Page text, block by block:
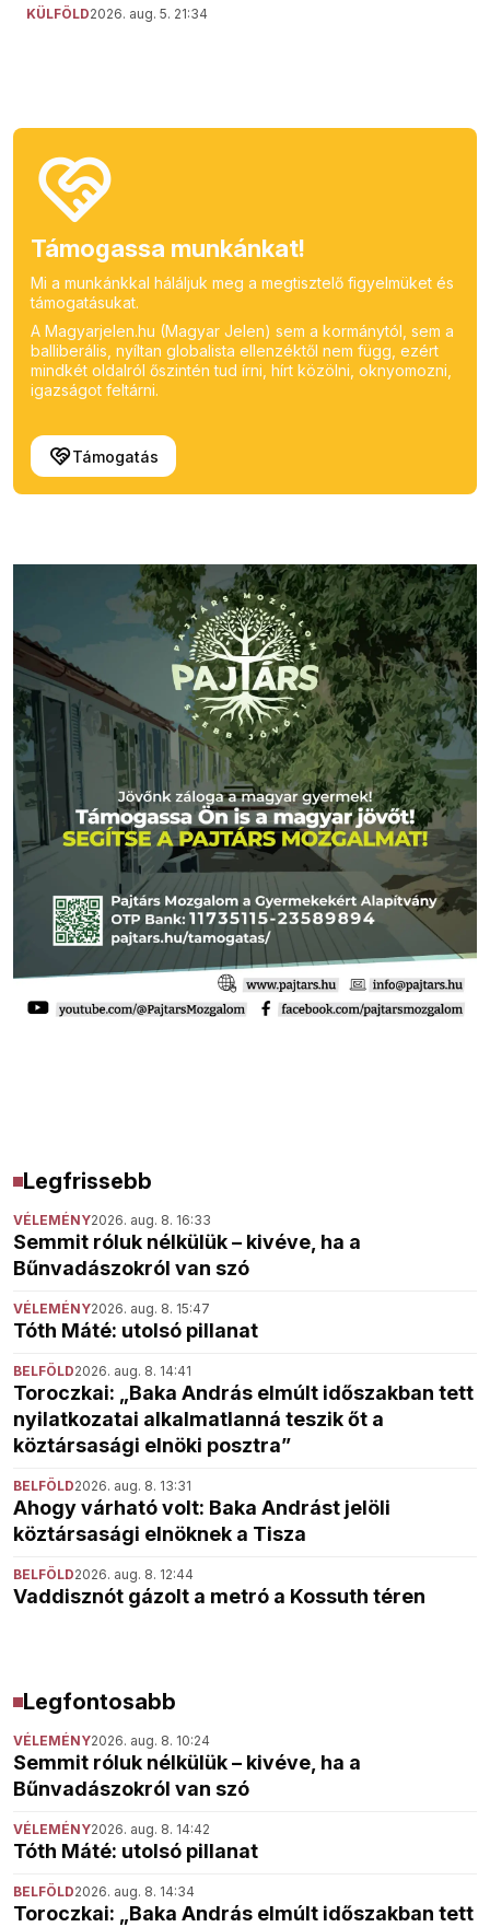
KÜLFÖLD2026. aug. 5. 21:34
Támogassa munkánkat!
Mi a munkánkkal háláljuk meg a megtisztelő figyelmüket és
támogatásukat.
A Magyarjelen.hu (Magyar Jelen) sem a kormánytól, sem a
balliberális, nyíltan globalista ellenzéktől nem függ, ezért
mindkét oldalról őszintén tud írni, hírt közölni, oknyomozni,
igazságot feltárni.
Támogatás
Legfrissebb
VÉLEMÉNY2026. aug. 8. 16:33
Semmit róluk nélkülük – kivéve, ha a
Bűnvadászokról van szó
VÉLEMÉNY2026. aug. 8. 15:47
Tóth Máté: utolsó pillanat
BELFÖLD2026. aug. 8. 14:41
Toroczkai: „Baka András elmúlt időszakban tett
nyilatkozatai alkalmatlanná teszik őt a
köztársasági elnöki posztra”
BELFÖLD2026. aug. 8. 13:31
Ahogy várható volt: Baka Andrást jelöli
köztársasági elnöknek a Tisza
BELFÖLD2026. aug. 8. 12:44
Vaddisznót gázolt a metró a Kossuth téren
Legfontosabb
VÉLEMÉNY2026. aug. 8. 10:24
Semmit róluk nélkülük – kivéve, ha a
Bűnvadászokról van szó
VÉLEMÉNY2026. aug. 8. 14:42
Tóth Máté: utolsó pillanat
BELFÖLD2026. aug. 8. 14:34
Toroczkai: „Baka András elmúlt időszakban tett